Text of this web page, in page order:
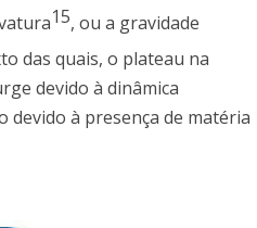
15, ou a gravidade
das quais, o plateau na
devido à dinâmica
devido à presença de matéria